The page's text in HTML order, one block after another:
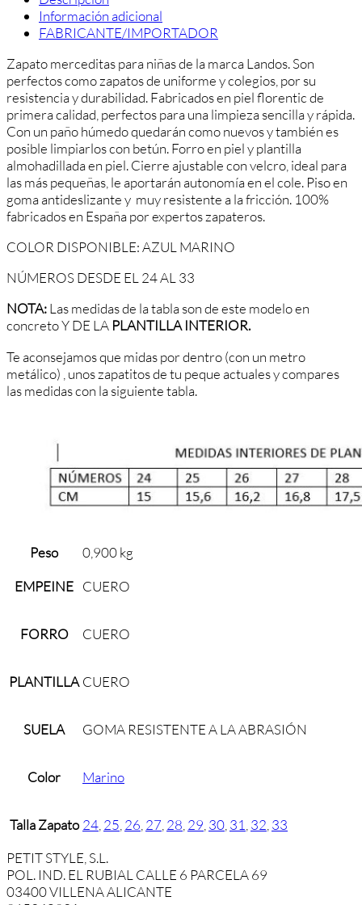
Información adicional
FABRICANTE/IMPORTADOR
Zapato merceditas para niñas de la marca Landos. Son
perfectos como zapatos de uniforme y colegios, por su
resistencia y durabilidad. Fabricados en piel florentic de
primera calidad, perfectos para una limpieza sencilla y rápida.
Con un paño húmedo quedarán como nuevos y también es
posible limpiarlos con betún. Forro en piel y plantilla
almohadillada en piel. Cierre ajustable con velcro, ideal para
las más pequeñas, le aportarán autonomía en el cole. Piso en
goma antideslizante y muy resistente a la fricción. 100%
fabricados en España por expertos zapateros.
COLOR DISPONIBLE: AZUL MARINO
NÚMEROS DESDE EL 24 AL 33
NOTA:Las medidas de la tabla son de este modelo en
concreto Y DE LA PLANTILLA INTERIOR.
Te aconsejamos que midas por dentro (con un metro
metálico) , unos zapatitos de tu peque actuales y compares
las medidas con la siguiente tabla.
Peso
0,900 kg
EMPEINE CUERO
FORRO CUERO
PLANTILLA CUERO
SUELA GOMA RESISTENTE A LA ABRASIÓN
Color Marino
Talla Zapato 24 25 26 27 28 29 30 31 32 33
PETIT STYLE, S.L.
POL. IND. EL RUBIAL CALLE 6 PARCELA 69
03400 VILLENA ALICANTE